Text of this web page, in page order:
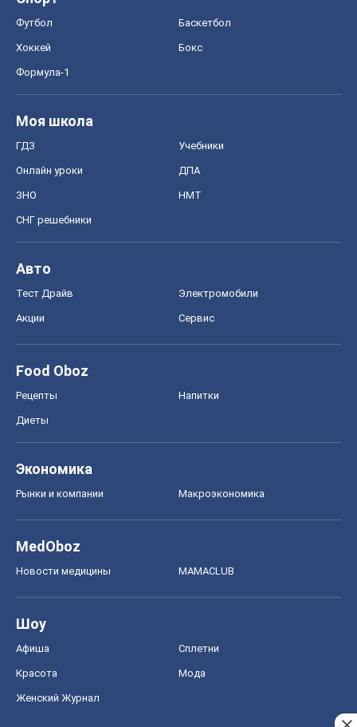
Футбол Баскетбол
Хоккей Бокс
Формула-1
Моя школа
ГДЗ Учебники
Онлайн уроки ДПА
ЗНО НМТ
СНГ решебники
Авто
Тест Драйв Электромобили
Акции Сервис
Food Oboz
Рецепты Напитки
Диеты
Экономика
Рынки и компании Mакроэкономика
MedOboz
Новости медицины MAMACLUB
Шоу
Афиша Сплетни
Красота Мода
Женский Журнал